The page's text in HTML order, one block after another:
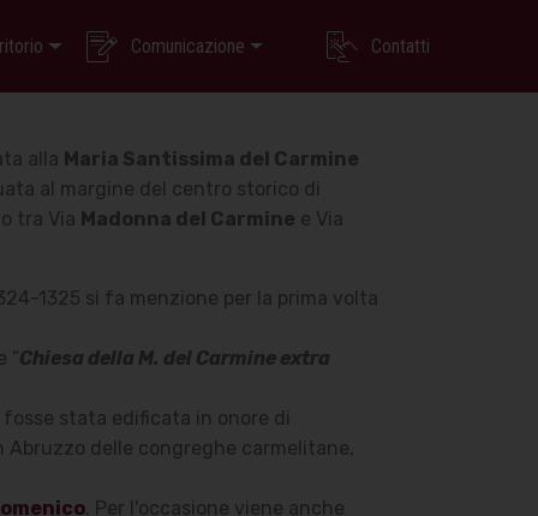
alla Maria Santissima del Carmine
al margine del centro storico di
tra Via Madonna del Carmine e Via
1325 si fa menzione per la prima volta
“Chiesa della M. del Carmine extra
fosse stata edificata in onore di
delle congreghe carmelitane,
. Per l'occasione viene anche
Comunicazione Contatti